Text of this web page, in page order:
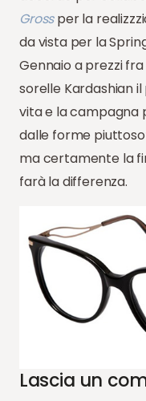
Grossper la
da vista per la
Gennaio a prezzi
sorelle Kardashian
vita e la campagna
dalle forme
ma certamente la
farà la differenza.
Lascia un